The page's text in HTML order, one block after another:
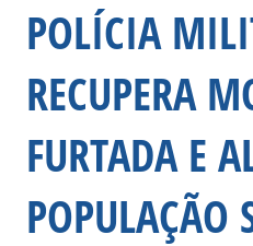
POLÍCIA
RECUPERA
FURTADA E
POPULAÇÃO